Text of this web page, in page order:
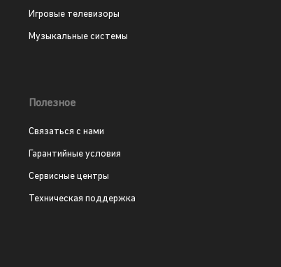
Игровые телевизоры
Музыкальные системы
Полезное
Связаться с нами
Гарантийные условия
Сервисные центры
Техническая поддержка